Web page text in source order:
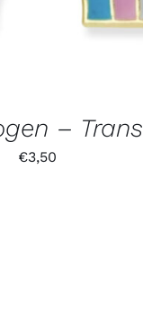
– Trans
€3,50